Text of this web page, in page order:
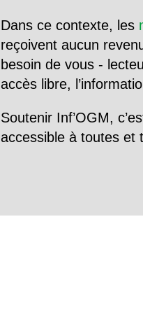
Dans ce contexte, les
reçoivent aucun
besoin de vous -
accès libre,
Soutenir Inf’OGM,
accessible à toutes et